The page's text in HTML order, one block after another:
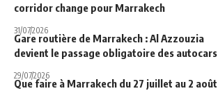
corridor change pour Marrakech
31/07/2026
Gare routière de Marrakech : Al Azzouzia
devient le passage obligatoire des autocars
29/07/2026
Que faire à Marrakech du 27 juillet au 2 août